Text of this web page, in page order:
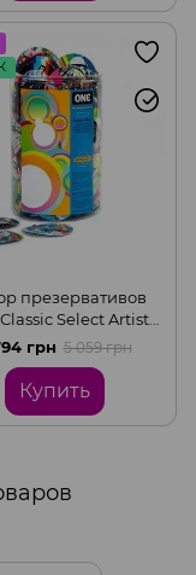
презервативов
Select Artist
100 шт, со
упаковка-тубус
грн 5 059 грн
Купить